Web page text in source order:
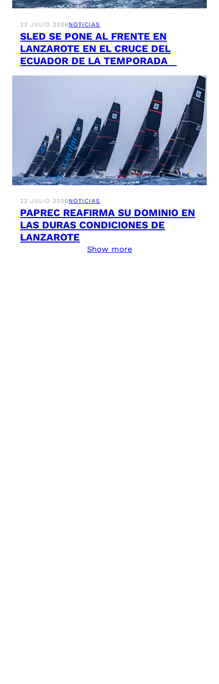
23 JULIO 2026NOTICIAS
SLED SE PONE AL FRENTE EN
LANZAROTE EN EL CRUCE DEL
ECUADOR DE LA TEMPORADA
22 JULIO 2026NOTICIAS
PAPREC REAFIRMA SU DOMINIO EN
LAS DURAS CONDICIONES DE
LANZAROTE
Show more